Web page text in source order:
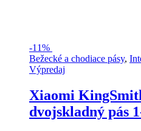
-11%
Bežecké a chodiace pásy,
Výpredaj
Xiaomi
dvojskladný pás